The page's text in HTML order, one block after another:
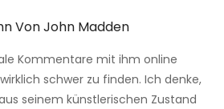
Von John Madden
Kommentare mit ihm online
schwer zu finden. Ich denke,
seinem künstlerischen Zustand